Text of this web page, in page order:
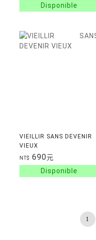
VIEILLIR SANS DEVENIR
VIEUX
NT$ 690元
1